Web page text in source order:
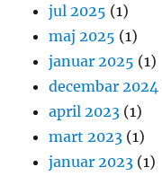
jul 2025 (1)
maj 2025 (1)
januar 2025 (1)
decembar 2024
april 2023 (1)
mart 2023 (1)
januar 2023 (1)